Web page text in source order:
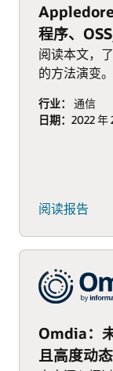
程序、
阅读本文，
的方法演变。
行业：
通信
日期： 2022 年
阅读报告
Omdia：
且高度动态